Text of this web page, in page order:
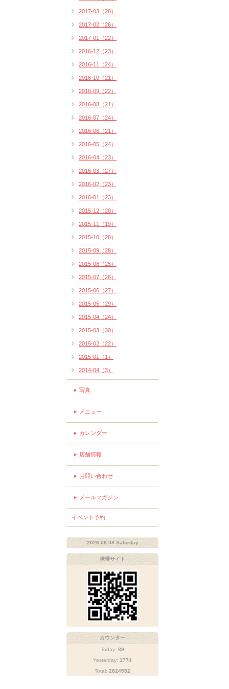
2017-03（28）
2017-02（26）
2017-01（22）
2016-12（23）
2016-11（24）
2016-10（21）
2016-09（22）
2016-08（21）
2016-07（24）
2016-06（21）
2016-05（24）
2016-04（23）
2016-03（27）
2016-02（23）
2016-01（23）
2015-12（20）
2015-11（19）
2015-10（28）
2015-09（28）
2015-08（25）
2015-07（26）
2015-06（27）
2015-05（29）
2015-04（24）
2015-03（30）
2015-02（22）
2015-01（1）
2014-04（3）
写真
メニュー
カレンダー
店舗情報
お問い合わせ
メールマガジン
イベント予約
2026.08.08 Saturday
携帯サイト
カウンター
Today: 89
Yesterday: 1774
Total: 2824552